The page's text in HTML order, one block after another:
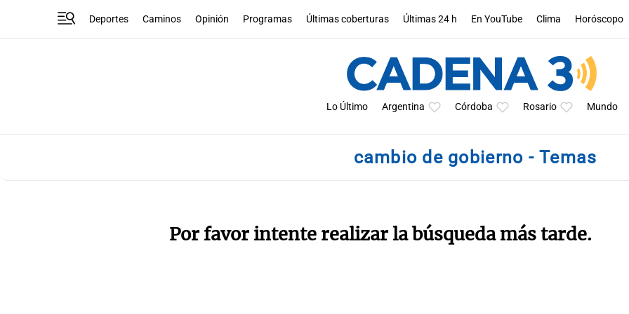
Deportes Caminos Opinión Programas Últimas coberturas Últimas 24 h En YouTube Clima Horóscopo
Lo Último Argentina Córdoba Rosario Mundo
cambio de gobierno - Temas
Por favor intente realizar la búsqueda más tarde.